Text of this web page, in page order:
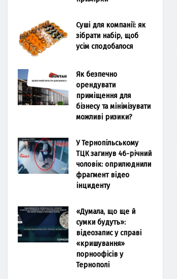
Суші для компанії: як
зібрати набір, щоб
усім сподобалося
Як безпечно
орендувати
приміщення для
бізнесу та мінімізувати
можливі ризики?
У Тернопільському
ТЦК загинув 46-річний
чоловік: оприлюднили
фрагмент відео
інциденту
«Думала, що ще й
сумки будуть»:
відеозапис у справі
«кришування»
порноофісів у
Тернополі